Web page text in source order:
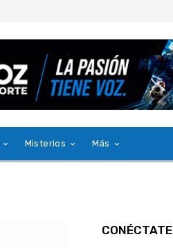
Misterios Más
CONÉCTATE